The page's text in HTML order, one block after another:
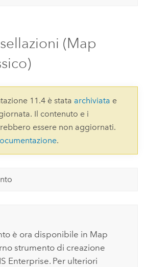
(Map
11.4 è stata archiviata e
Il contenuto e i
essere non aggiornati.
.
è ora disponibile in Map
strumento di creazione
Enterprise. Per ulteriori